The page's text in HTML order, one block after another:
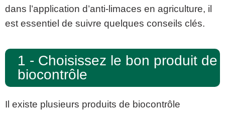
dans l’application d’anti-limaces en agriculture, il
est essentiel de suivre quelques conseils clés.
1 - Choisissez le bon produit de
biocontrôle
Il existe plusieurs produits de biocontrôle